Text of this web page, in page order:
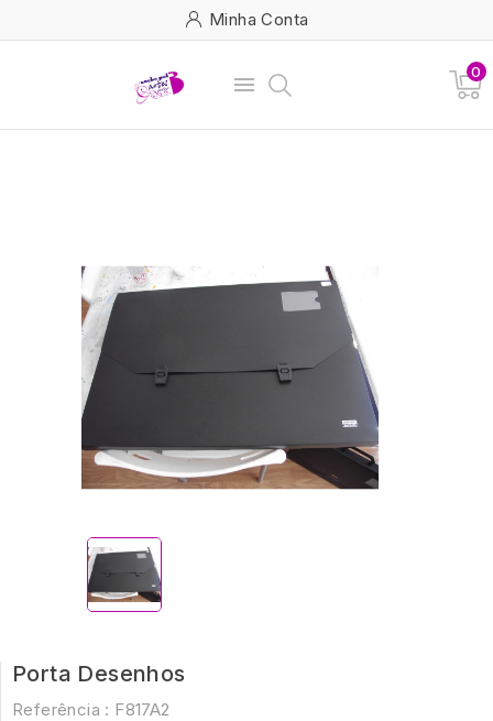
Minha Conta
 0
Porta Desenhos
Referência : F817A2